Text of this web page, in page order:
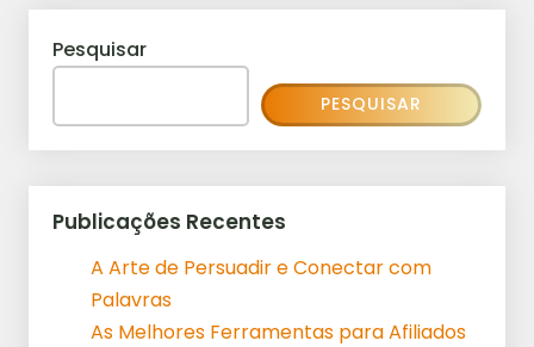
Pesquisar
PESQUISAR
Publicações Recentes
A Arte de Persuadir e Conectar com
Palavras
As Melhores Ferramentas para Afiliados